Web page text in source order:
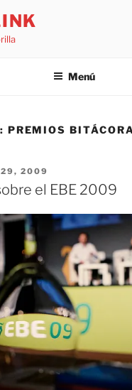
Menú
PREMIOS
29, 2009
el EBE 2009